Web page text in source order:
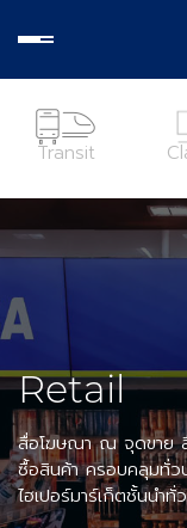
Transit
Retail
สื่อโฆษณา ณ จุดขาย สื่
ซื้อสินค้า ครอบคลุมทั่ว
ไฮเปอร์มาร์เก็ตชั้นนำทั่